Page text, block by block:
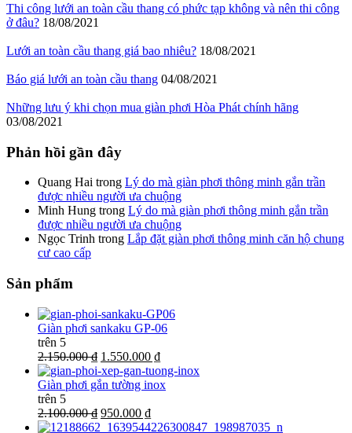
Thi công lưới an toàn cầu thang có phức tạp không và nên thi công
ở đâu? 18/08/2021
Lưới an toàn cầu thang giá bao nhiêu? 18/08/2021
Báo giá lưới an toàn cầu thang 04/08/2021
Những lưu ý khi chọn mua giàn phơi Hòa Phát chính hãng
03/08/2021
Phản hồi gần đây
Quang Hai trong Lý do mà giàn phơi thông minh gắn trần
được nhiều người ưa chuộng
Minh Hung trong Lý do mà giàn phơi thông minh gắn trần
được nhiều người ưa chuộng
Ngọc Trinh trong Lắp đặt giàn phơi thông minh căn hộ chung
cư cao cấp
Sản phẩm
Giàn phơi sankaku GP-06
trên 5
2.150.000 ₫ 1.550.000 ₫
Giàn phơi gắn tường inox
trên 5
2.100.000 ₫ 950.000 ₫